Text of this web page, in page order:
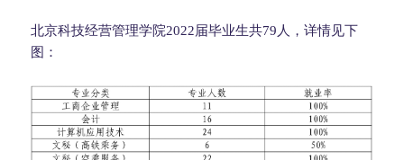
北京科技经营管理学院2022届毕业生共79人，详情见下
图：